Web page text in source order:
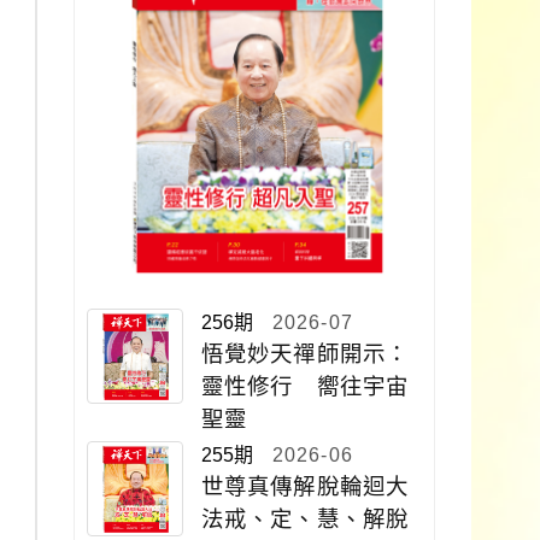
256期 2026-07
悟覺妙天禪師開示：
靈性修行 嚮往宇宙
聖靈
255期 2026-06
世尊真傳解脫輪迴大
法戒、定、慧、解脫